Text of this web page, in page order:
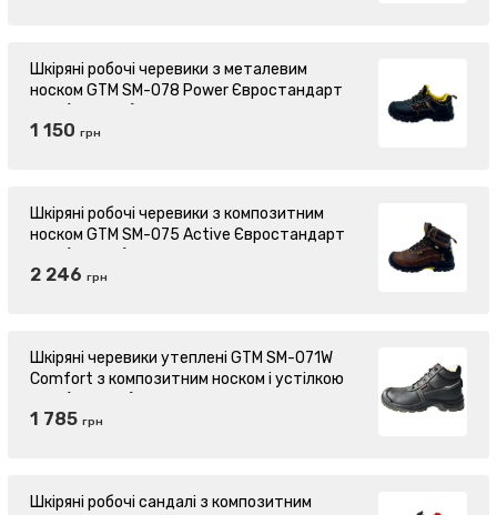
Шкіряні робочі черевики з металевим
носком GTM SM-078 Power Євростандарт
1 150 грн
Шкіряні робочі черевики з композитним
носком GTM SM-075 Active Євростандарт
2 246 грн
Шкіряні черевики утеплені GTM SM-071W
Comfort з композитним носком і устілкою
1 785 грн
Шкіряні робочі сандалі з композитним